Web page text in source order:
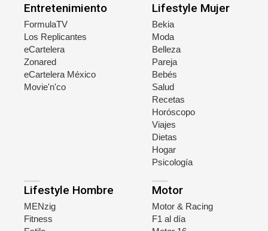
Entretenimiento
FormulaTV
Los Replicantes
eCartelera
Zonared
eCartelera México
Movie'n'co
Lifestyle Mujer
Bekia
Moda
Belleza
Pareja
Bebés
Salud
Recetas
Horóscopo
Viajes
Dietas
Hogar
Psicología
Lifestyle Hombre
MENzig
Fitness
Motor
Motor & Racing
F1 al día